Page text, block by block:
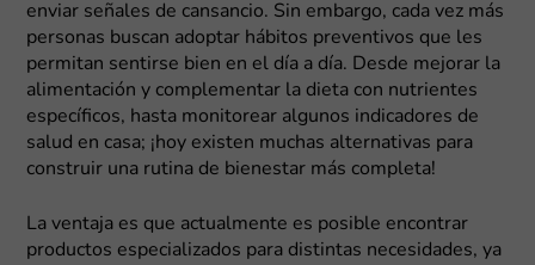
enviar señales de cansancio. Sin embargo, cada vez más
personas buscan adoptar hábitos preventivos que les
permitan sentirse bien en el día a día. Desde mejorar la
alimentación y complementar la dieta con nutrientes
específicos, hasta monitorear algunos indicadores de
salud en casa; ¡hoy existen muchas alternativas para
construir una rutina de bienestar más completa!
La ventaja es que actualmente es posible encontrar
productos especializados para distintas necesidades, ya